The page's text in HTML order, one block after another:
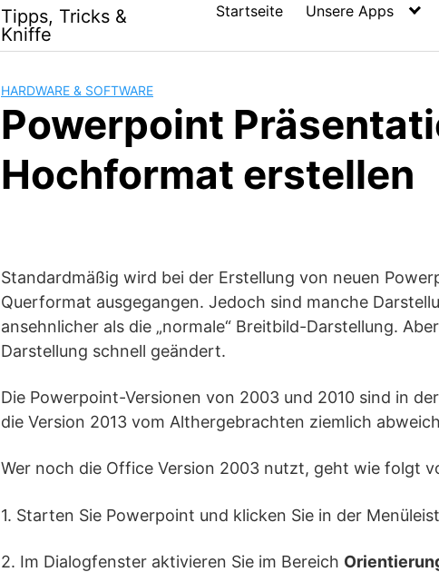
Tipps, Tricks &
Kniffe
Startseite Unsere Apps
HARDWARE & SOFTWARE
Powerpoint
Hochformat erstellen
Standardmäßig wird bei der Erstellung von neuen
Querformat ausgegangen. Jedoch sind manche
ansehnlicher als die „normale“ Breitbild-Darstellung.
Darstellung schnell geändert.
Die Powerpoint-Versionen von 2003 und 2010 sind in
die Version 2013 vom Althergebrachten ziemlich
Wer noch die Office Version 2003 nutzt, geht wie folgt
1. Starten Sie Powerpoint und klicken Sie in der
2. Im Dialogfenster aktivieren Sie im Bereich